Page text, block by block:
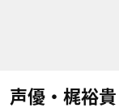
声優・梶裕